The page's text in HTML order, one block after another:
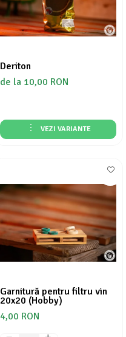
Deriton
de la 10,00 RON
VEZI VARIANTE
Garnitură pentru filtru vin
20x20 (Hobby)
4,00 RON